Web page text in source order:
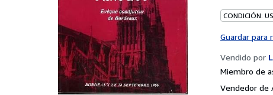
CONDICIÓN:
Guardar para
Vendido por
Miembro de
Vendedor de